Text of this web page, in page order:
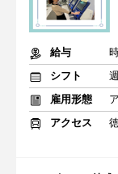
給与
シフト
雇用形態
アクセス